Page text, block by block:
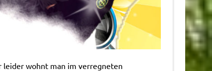
leider wohnt man im verregneten